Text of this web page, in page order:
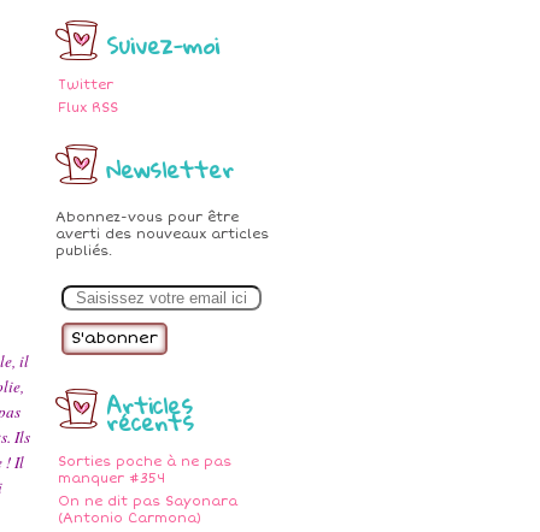
Suivez-moi
Twitter
Flux RSS
Newsletter
Abonnez-vous pour être
averti des nouveaux articles
publiés.
m
Articles
récents
Sorties poche à ne pas
manquer #354
On ne dit pas Sayonara
(Antonio Carmona)
il
Ils
! Il